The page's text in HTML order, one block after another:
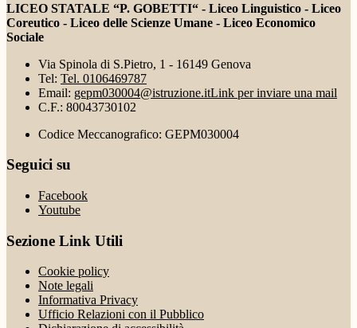
LICEO STATALE “P. GOBETTI“ - Liceo Linguistico - Liceo
Coreutico - Liceo delle Scienze Umane - Liceo Economico
Sociale
Via Spinola di S.Pietro, 1 - 16149 Genova
Tel: Tel. 0106469787
Email: gepm030004@istruzione.itLink per inviare una mail
C.F.: 80043730102
Codice Meccanografico: GEPM030004
Seguici su
Facebook
Youtube
Sezione Link Utili
Cookie policy
Note legali
Informativa Privacy
Ufficio Relazioni con il Pubblico